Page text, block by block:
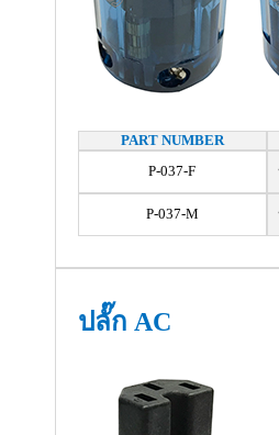
PART NUMBER
P-037-F
P-037-M
ปลั๊ก AC